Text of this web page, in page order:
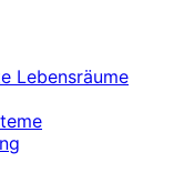
Lebensräume